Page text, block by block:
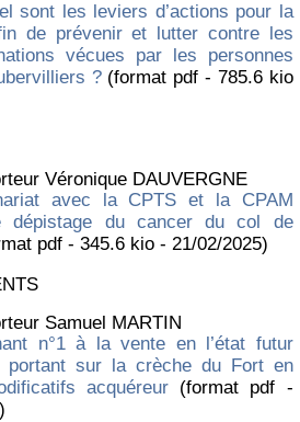
sont les leviers d’actions pour la
de prévenir et lutter contre les
vécues par les personnes
?(format pdf - 785.6 kio
Véronique DAUVERGNE
avec la CPTS et la CPAM
dépistage du cancer du col de
pdf - 345.6 kio - 21/02/2025)
Samuel MARTIN
n°1 à la vente en l’état futur
portant sur la crèche du Fort en
acquéreur (format pdf -